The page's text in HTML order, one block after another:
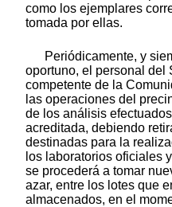
como los ejemplares
tomada por ellas.
Periódicamente, y
oportuno, el personal del
competente de la
las operaciones del
de los análisis
acreditada, debiendo
destinadas para la
los laboratorios oficiales
se procederá a tomar
azar, entre los lotes que
almacenados, en el